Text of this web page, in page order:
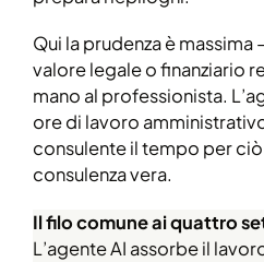
Qui la prudenza è
valore legale o finanziario
mano al professionista.
ore di lavoro
consulente il tempo per
consulenza vera.
Il filo comune ai quattro
L’agente AI assorbe il